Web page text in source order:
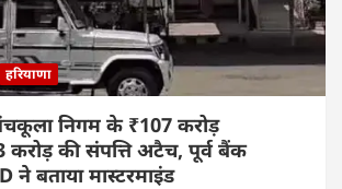
हरियाणा
निगम के ₹107 करोड़
करोड़ की संपत्ति अटैच, पूर्व बैंक
ने बताया मास्टरमाइंड